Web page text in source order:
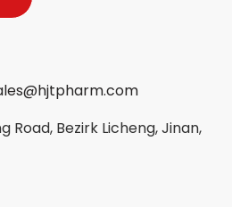
Road, Bezirk Licheng, Jinan,